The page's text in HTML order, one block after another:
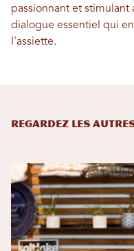
passionnant et stimulant
dialogue essentiel qui
l'assiette.
Regardez les